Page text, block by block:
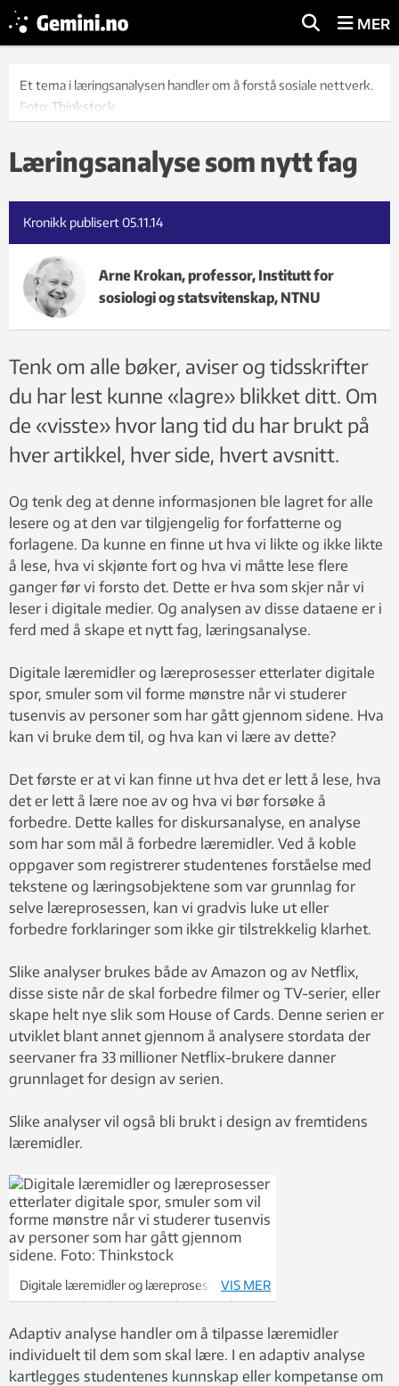
MER
Et tema i læringsanalysen handler om å forstå sosiale nettverk.
Foto: Thinkstock
Læringsanalyse som nytt fag
Kronikk publisert05.11.14
Arne Krokan, professor, Institutt for
sosiologi og statsvitenskap, NTNU
Tenk om alle bøker, aviser og tidsskrifter
du har lest kunne «lagre» blikket ditt. Om
de «visste» hvor lang tid du har brukt på
hver artikkel, hver side, hvert avsnitt.
Og tenk deg at denne informasjonen ble lagret for alle
lesere og at den var tilgjengelig for forfatterne og
forlagene. Da kunne en finne ut hva vi likte og ikke likte
å lese, hva vi skjønte fort og hva vi måtte lese flere
ganger før vi forsto det. Dette er hva som skjer når vi
leser i digitale medier. Og analysen av disse dataene er i
ferd med å skape et nytt fag, læringsanalyse.
Digitale læremidler og læreprosesser etterlater digitale
spor, smuler som vil forme mønstre når vi studerer
tusenvis av personer som har gått gjennom sidene. Hva
kan vi bruke dem til, og hva kan vi lære av dette?
Det første er at vi kan finne ut hva det er lett å lese, hva
det er lett å lære noe av og hva vi bør forsøke å
forbedre. Dette kalles for diskursanalyse, en analyse
som har som mål å forbedre læremidler. Ved å koble
oppgaver som registrerer studentenes forståelse med
tekstene og læringsobjektene som var grunnlag for
selve læreprosessen, kan vi gradvis luke ut eller
forbedre forklaringer som ikke gir tilstrekkelig klarhet.
Slike analyser brukes både av Amazon og av Netflix,
disse siste når de skal forbedre filmer og TV-serier, eller
skape helt nye slik som House of Cards. Denne serien er
utviklet blant annet gjennom å analysere stordata der
seervaner fra 33 millioner Netflix-brukere danner
grunnlaget for design av serien.
Slike analyser vil også bli brukt i design av fremtidens
læremidler.
Digitale læremidler og læreprosesser
etterlater digitale spor, smuler som vil
forme mønstre når vi studerer tusenvis av
personer som har gått gjennom sidene.
Foto: Thinkstock
VIS MER
Adaptiv analyse handler om å tilpasse læremidler
individuelt til dem som skal lære. I en adaptiv analyse
kartlegges studentenes kunnskap eller kompetanse om